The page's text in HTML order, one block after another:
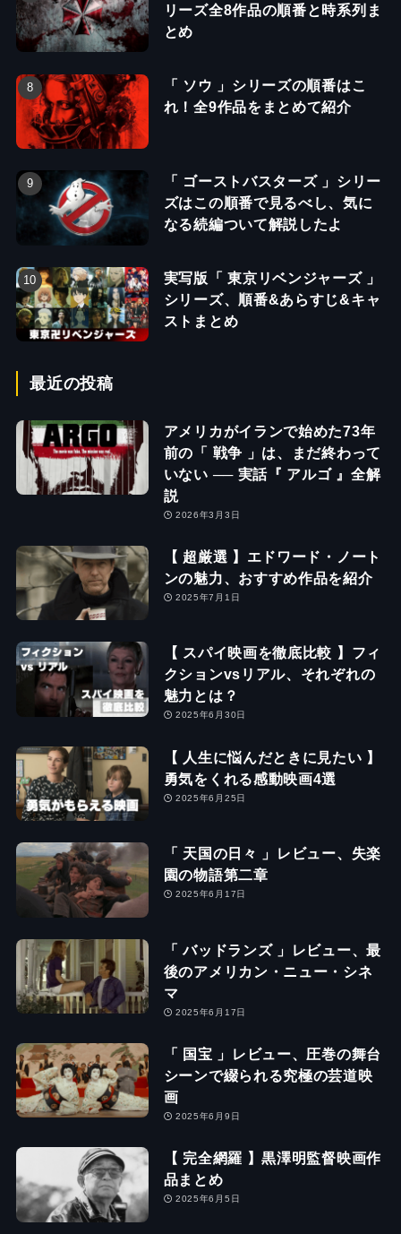
リーズ全8作品の順番と時系列ま
とめ
「 ソウ 」シリーズの順番はこ
れ！全9作品をまとめて紹介
「 ゴーストバスターズ 」シリー
ズはこの順番で見るべし、気に
なる続編ついて解説したよ
実写版「 東京リベンジャーズ 」
シリーズ、順番&あらすじ&キャ
ストまとめ
最近の投稿
アメリカがイランで始めた73年
前の「 戦争 」は、まだ終わって
いない ── 実話『 アルゴ 』全解
説
2026年3月3日
【 超厳選 】エドワード・ノート
ンの魅力、おすすめ作品を紹介
2025年7月1日
【 スパイ映画を徹底比較 】フィ
クションvsリアル、それぞれの
魅力とは？
2025年6月30日
【 人生に悩んだときに見たい 】
勇気をくれる感動映画4選
2025年6月25日
「 天国の日々 」レビュー、失楽
園の物語第二章
2025年6月17日
「 バッドランズ 」レビュー、最
後のアメリカン・ニュー・シネ
マ
2025年6月17日
「 国宝 」レビュー、圧巻の舞台
シーンで綴られる究極の芸道映
画
2025年6月9日
【 完全網羅 】黒澤明監督映画作
品まとめ
2025年6月5日